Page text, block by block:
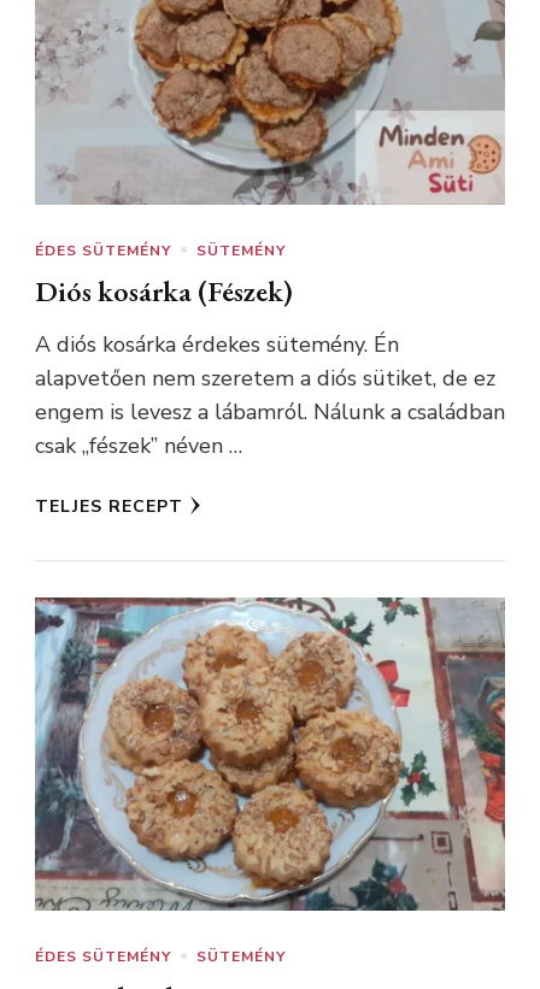
ÉDES SÜTEMÉNY SÜTEMÉNY
Diós kosárka (Fészek)
A diós kosárka érdekes sütemény. Én
alapvetően nem szeretem a diós sütiket, de ez
engem is levesz a lábamról. Nálunk a családban
csak „fészek” néven …
TELJES RECEPT
ÉDES SÜTEMÉNY SÜTEMÉNY